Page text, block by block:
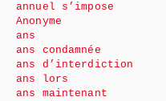
annuel s’impose
Anonyme
ans
ans condamnée
ans d’interdiction
ans lors
ans maintenant